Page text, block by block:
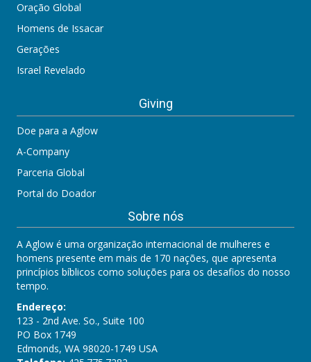
Oração Global
Homens de Issacar
Gerações
Israel Revelado
Giving
Doe para a Aglow
A-Company
Parceria Global
Portal do Doador
Sobre nós
A Aglow é uma organização internacional de mulheres e
homens presente em mais de 170 nações, que apresenta
princípios bíblicos como soluções para os desafios do nosso
tempo.
Endereço:
123 - 2nd Ave. So., Suite 100
PO Box 1749
Edmonds, WA 98020-1749 USA